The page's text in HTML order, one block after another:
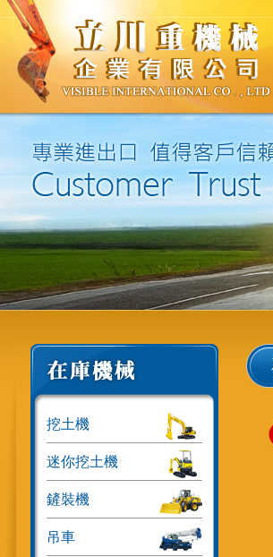
挖土機
迷你挖土機
鏟裝機
吊車